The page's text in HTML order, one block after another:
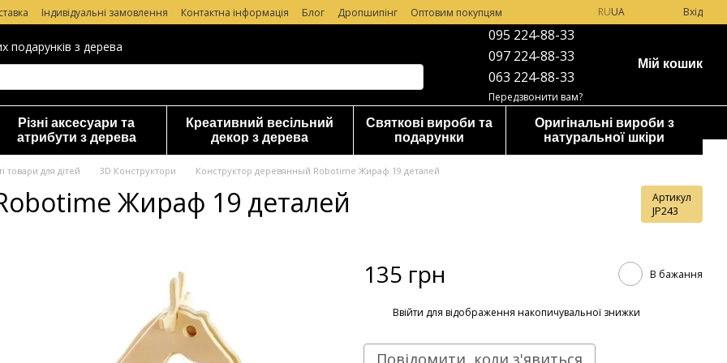
Індивідуальні замовлення Контактна інформація Блог Дропшипінг
Оптовим покупцям
про магазин
RUUA Вхід
подарунків з дерева
095 224-88-33
097 224-88-33
063 224-88-33
Передзвонити вам?
Мій кошик
Різні аксесуари та
атрибути з дерева
Креативний весільний
декор з дерева
Святкові вироби та
подарунки
Оригінальні вироби з
натуральної шкіри
товари для дітей 3D Конструктори Конструктор деревянный Robotime Жираф 19 деталей
Жираф 19 деталей Артикул
JP243
135 грн В бажання
Ввійти для відображення накопичувальної знижки
Повідомити, коли з'явиться